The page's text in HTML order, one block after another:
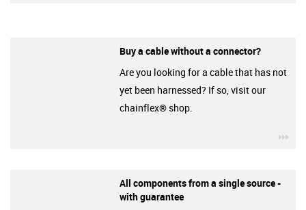
Buy a cable without a connector?
Are you looking for a cable that has not
yet been harnessed? If so, visit our
chainflex® shop.
All components from a single source -
with guarantee